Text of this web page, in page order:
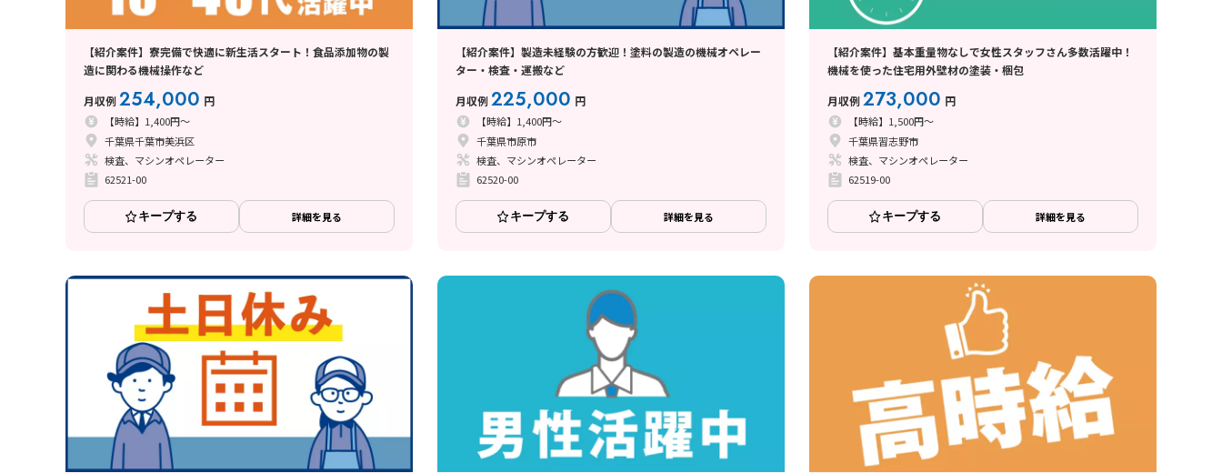
【紹介案件】寮完備で快適に新生活スタート！食品添加物の製
造に関わる機械操作など
月収例254,000 円
【時給】1,400円～
千葉県千葉市美浜区
検査、マシンオペレーター
62521-00
キープする 詳細を見る
【紹介案件】製造未経験の方歓迎！塗料の製造の機械オペレー
ター・検査・運搬など
月収例225,000 円
【時給】1,400円～
千葉県市原市
検査、マシンオペレーター
62520-00
キープする 詳細を見る
【紹介案件】基本重量物なしで女性スタッフさん多数活躍中！
機械を使った住宅用外壁材の塗装・梱包
月収例273,000 円
【時給】1,500円～
千葉県習志野市
検査、マシンオペレーター
62519-00
キープする 詳細を見る